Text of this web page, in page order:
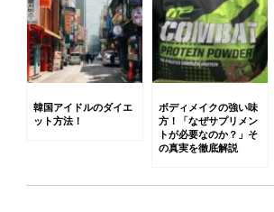
韓国アイドルのダイエ
ット方法！
ボディメイクの強い味
方！「なぜサプリメン
トが必要なのか？」そ
の真実を徹底解説